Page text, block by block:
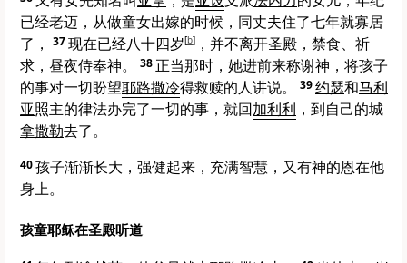
已经老迈，从做童女出嫁的时候，同丈夫住了七年就寡居
了，
37现在已经八十四岁[b] ，并不离开圣殿，禁食、祈
求，昼夜侍奉神。
38 正当那时，她进前来称谢神，将孩子
的事对一切盼望耶路撒冷得救赎的人讲说。 39约瑟和马利
亚照主的律法办完了一切的事，就回加利利 ，到自己的城
拿撒勒去了。
40孩子渐渐长大，强健起来，充满智慧，又有神的恩在他
身上。
孩童耶稣在圣殿听道